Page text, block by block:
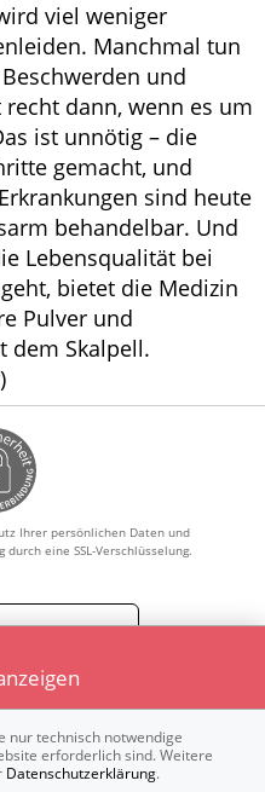
viel weniger
Manchmal tun
und
dann, wenn es um
ist unnötig – die
gemacht, und
sind heute
behandelbar. Und
Lebensqualität bei
bietet die Medizin
Pulver und
dem Skalpell.
Ihrer persönlichen Daten und
eine SSL-Verschlüsselung.
widerrufen
Nutzungsbedingungen
nur technisch notwendige
erforderlich sind. Weitere
Datenschutzerklärung.